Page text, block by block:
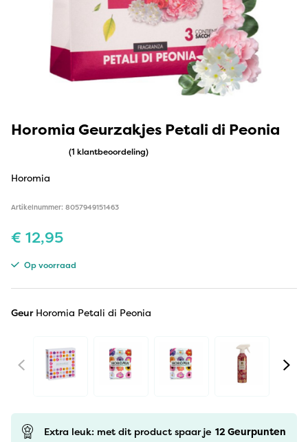
Horomia Geurzakjes Petali di Peonia
(1 klantbeoordeling)
Horomia
Artikelnummer: 8057949151463
€ 12,95
Op voorraad
Geur Horomia Petali di Peonia
Extra leuk: met dit product spaar je 12 Geurpunten